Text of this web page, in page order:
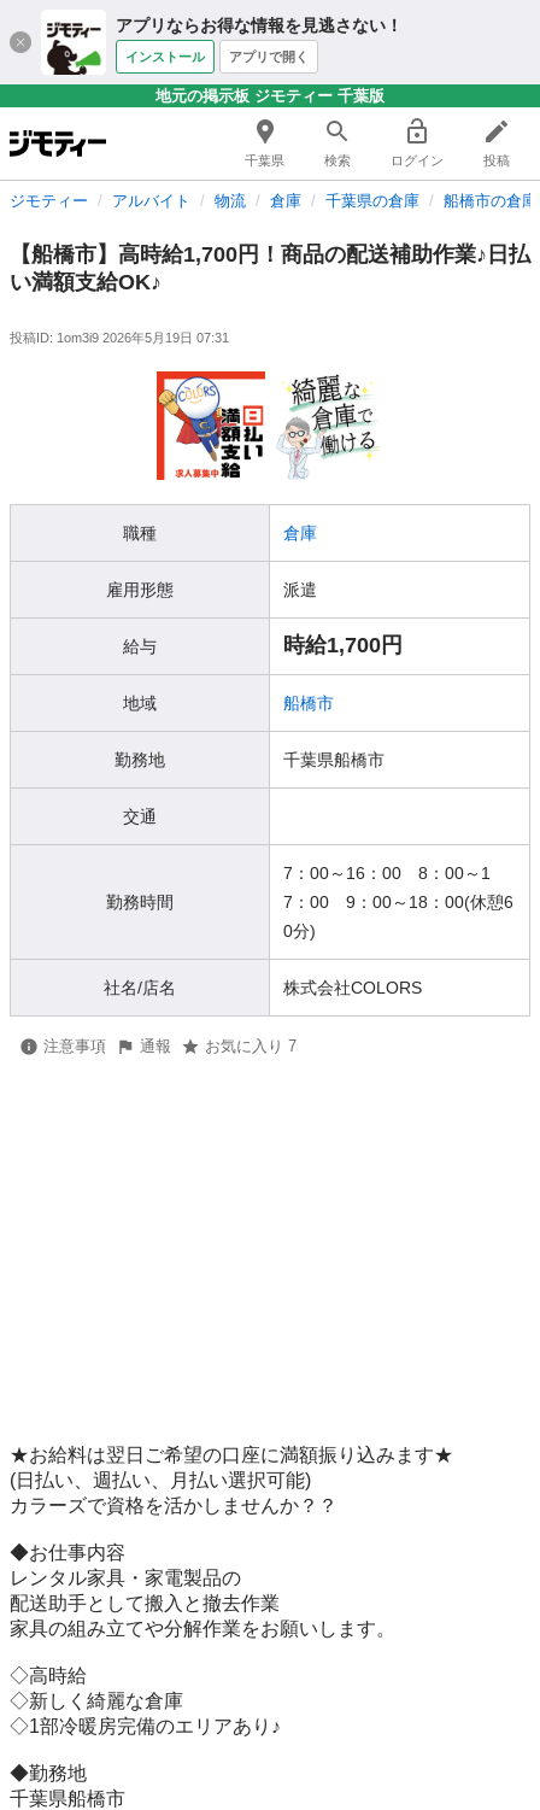
アプリならお得な情報を見逃さない！
インストール アプリで開く
地元の掲示板 ジモティー 千葉版
千葉県 検索 ログイン 投稿
ジモティー アルバイト 物流 倉庫 千葉県の倉庫 船橋市の倉庫
【船橋市】高時給1,700円！商品の配送補助作業♪日払
い満額支給OK♪
投稿ID: 1om3i9 2026年5月19日 07:31
職種 倉庫
雇用形態 派遣
給与 時給1,700円
地域 船橋市
勤務地 千葉県船橋市
交通
勤務時間
7：00～16：00 8：00～1
7：00 9：00～18：00(休憩6
0分)
社名/店名 株式会社COLORS
注意事項 通報 お気に入り 7
★お給料は翌日ご希望の口座に満額振り込みます★
(日払い、週払い、月払い選択可能)
カラーズで資格を活かしませんか？？
◆お仕事内容
レンタル家具・家電製品の
配送助手として搬入と撤去作業
家具の組み立てや分解作業をお願いします。
◇高時給
◇新しく綺麗な倉庫
◇1部冷暖房完備のエリアあり♪
◆勤務地
千葉県船橋市